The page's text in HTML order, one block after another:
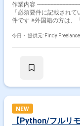
作業内容
「必須要件に記載され
件です ※外国籍の方は、
稼働が前提となります。
今日・ 提供元: Findy Freelance
NEW
【Python/フルリ